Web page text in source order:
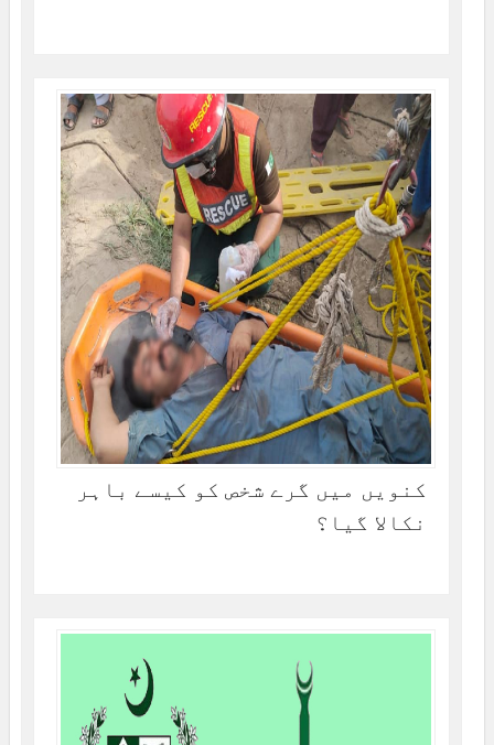
کنویں میں گرے شخص کو کیسے باہر
نکالا گیا؟